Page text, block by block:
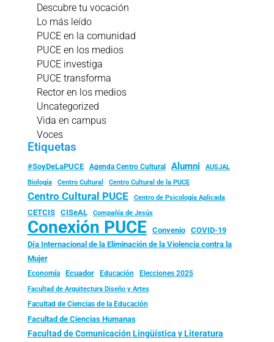
Descubre tu vocación
Lo más leído
PUCE en la comunidad
PUCE en los medios
PUCE investiga
PUCE transforma
Rector en los medios
Uncategorized
Vida en campus
Voces
Etiquetas
#SoyDeLaPUCE Agenda Centro Cultural Alumni
AUSJAL
Biología
Centro Cultural Centro Cultural de la PUCE
Centro Cultural PUCE Centro de Psicología Aplicada
CETCIS CISeAL Compañía de Jesús
Conexión PUCE Convenio
COVID-19
Día Internacional de la Eliminación de la Violencia contra la
Mujer
Economía Ecuador Educación Elecciones 2025
Facultad de Arquitectura Diseño y Artes
Facultad de Ciencias de la Educación
Facultad de Ciencias Humanas
Facultad de Comunicación Lingüística y Literatura